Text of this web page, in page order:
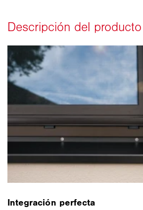
Integración perfecta